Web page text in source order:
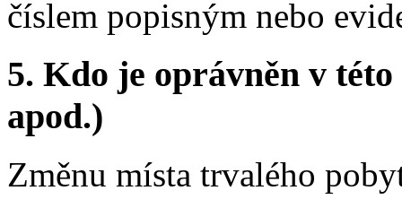
číslem popisným nebo
5. Kdo je oprávněn v
apod.)
Změnu místa trvalého